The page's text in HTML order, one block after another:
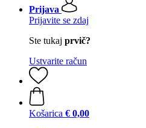
Prijava
Prijavite se zdaj
Ste tukaj prvič?
Ustvarite račun
Košarica € 0,00